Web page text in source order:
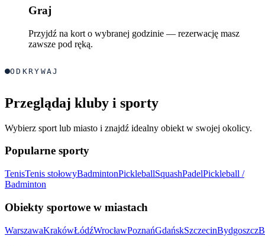
Graj
Przyjdź na kort o wybranej godzinie — rezerwację masz
zawsze pod ręką.
ODKRYWAJ
Przeglądaj kluby i sporty
Wybierz sport lub miasto i znajdź idealny obiekt w swojej okolicy.
Popularne sporty
TenisTenis stołowyBadmintonPickleballSquashPadelPickleball /
Badminton
Obiekty sportowe w miastach
WarszawaKrakówŁódźWrocławPoznańGdańskSzczecinBydgoszcz